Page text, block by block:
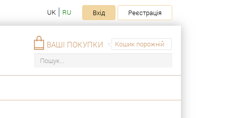
UK RU Вхід Реєстрація
Кошик порожній
ВАШІ ПОКУПКИ